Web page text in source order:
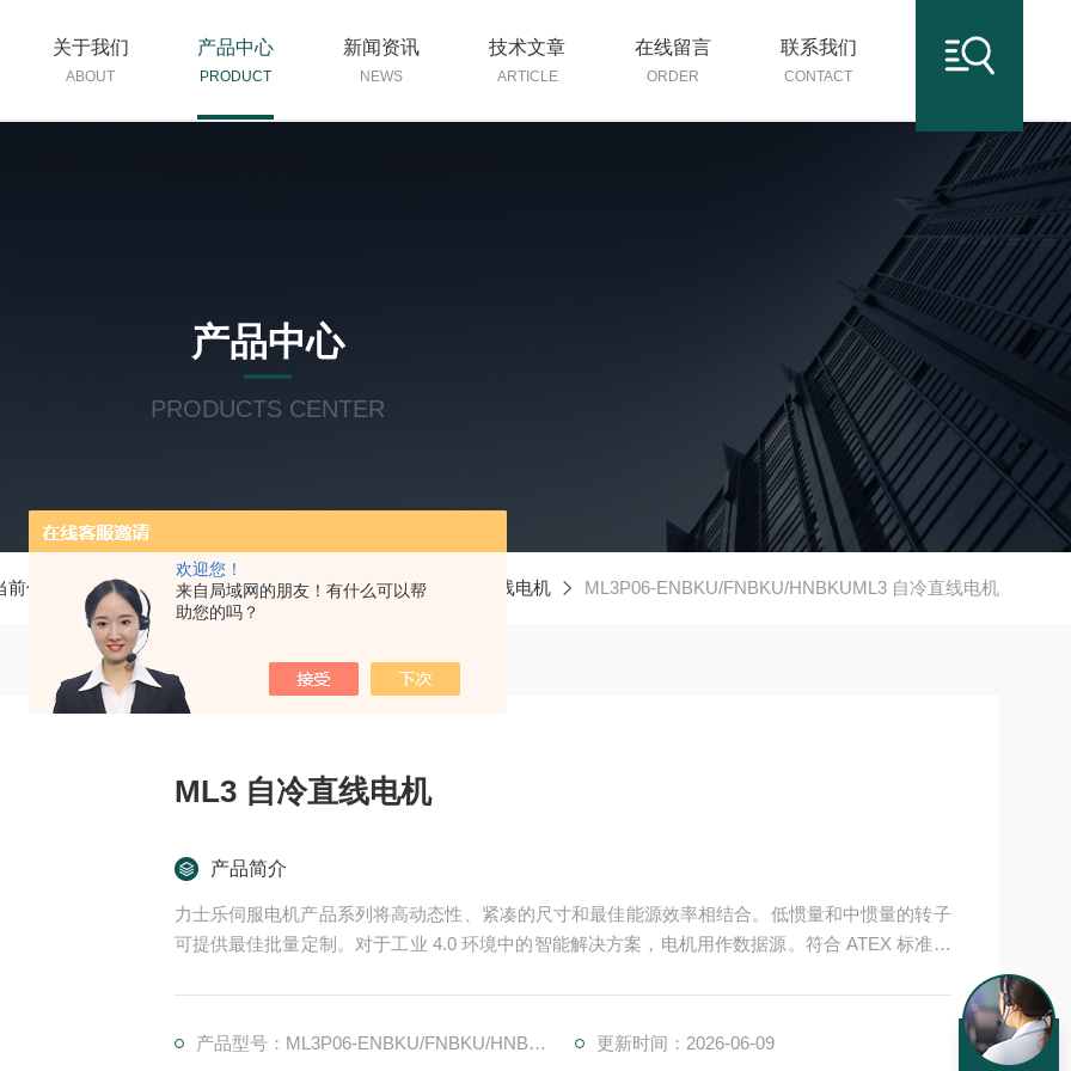
欢迎您！
来自局域网的朋友！有什么可以帮
助您的吗？
关于我们
ABOUT
产品中心
PRODUCT
新闻资讯
NEWS
技术文章
ARTICLE
在线留言
ORDER
联系我们
CONTACT
产品中心
PRODUCTS CENTER
前位置： 首页 产品中心 力士乐Rexroth ML3 自冷直线电机 ML3P06-ENBKU/FNBKU/HNBKUML3 自冷直线电机
ML3 自冷直线电机
产品简介
力士乐伺服电机产品系列将高动态性、紧凑的尺寸和最佳能源效率相结合。低惯量和中惯量的转子
可提供最佳批量定制。对于工业 4.0 环境中的智能解决方案，电机用作数据源。符合 ATEX 标准的
产品型号：ML3P06-ENBKU/FNBKU/HNBKU 更新时间：2026-06-09